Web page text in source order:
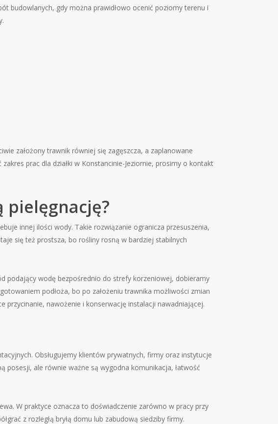
budowlanych, gdy można prawidłowo ocenić poziomy terenu i
założony trawnik równiej się zagęszcza, a zaplanowane
prac dla działki w Konstancinie-Jeziornie, prosimy o kontakt
pielęgnację?
innej ilości wody. Takie rozwiązanie ogranicza przesuszenia,
się też prostsza, bo rośliny rosną w bardziej stabilnych
podający wodę bezpośrednio do strefy korzeniowej, dobieramy
podłoża, bo po założeniu trawnika możliwości zmian
nawożenie i konserwację instalacji nawadniającej.
Obsługujemy klientów prywatnych, firmy oraz instytucje
ale równie ważne są wygodna komunikacja, łatwość
W praktyce oznacza to doświadczenie zarówno w pracy przy
z rozległą bryłą domu lub zabudową siedziby firmy.